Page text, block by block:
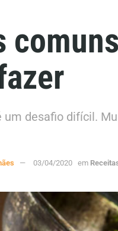
um desafio difícil.
03/04/2020 em